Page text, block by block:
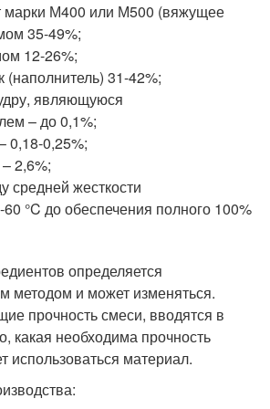
марки М400 или М500 (вяжущее
35-49%;
12-26%;
(наполнитель) 31-42%;
являющуюся
– до 0,1%;
0,18-0,25%;
2,6%;
средней жесткости
°C до обеспечения полного 100%
определяется
методом и может изменяться.
прочность смеси, вводятся в
какая необходима прочность
использоваться материал.